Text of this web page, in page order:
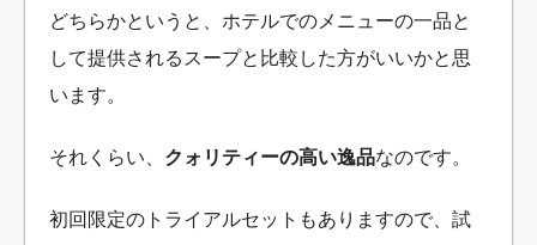
どちらかというと、ホテルでのメニューの一品と
して提供されるスープと比較した方がいいかと思
います。
それくらい、 クォリティーの高い逸品なのです。
初回限定のトライアルセットもありますので、試